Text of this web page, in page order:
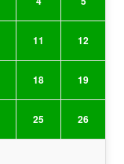
11 12
18 19
25 26